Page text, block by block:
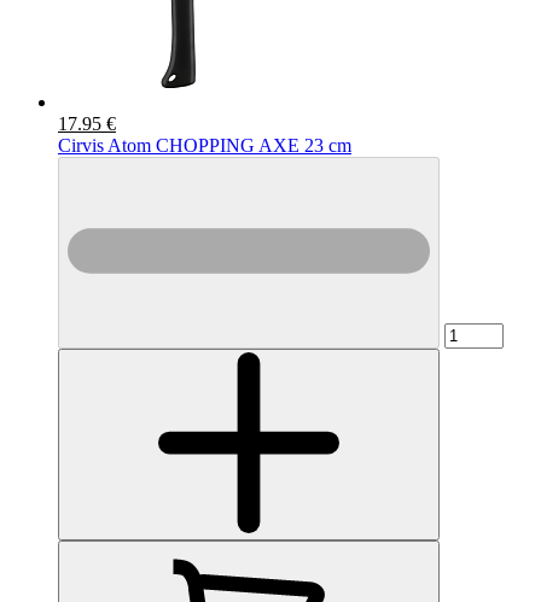
17.95 €
Cirvis Atom CHOPPING AXE 23 cm